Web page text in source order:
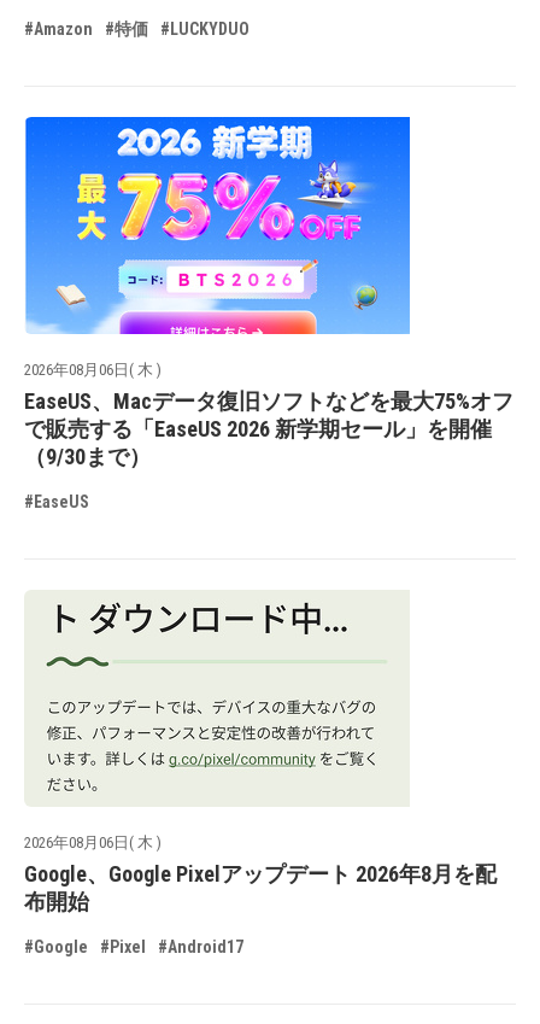
#Amazon #特価 #LUCKYDUO
2026年08月06日( 木 )
EaseUS、Macデータ復旧ソフトなどを最大75%オフ
で販売する「EaseUS 2026 新学期セール」を開催
（9/30まで）
#EaseUS
2026年08月06日( 木 )
Google、Google Pixelアップデート 2026年8月を配
布開始
#Google #Pixel #Android17